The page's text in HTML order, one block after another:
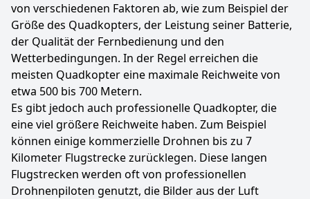
von verschiedenen Faktoren ab, wie zum Beispiel der
Größe des Quadkopters, der Leistung seiner Batterie,
der Qualität der Fernbedienung und den
Wetterbedingungen. In der Regel erreichen die
meisten Quadkopter eine maximale Reichweite von
etwa 500 bis 700 Metern.
Es gibt jedoch auch professionelle Quadkopter, die
eine viel größere Reichweite haben. Zum Beispiel
können einige kommerzielle Drohnen bis zu 7
Kilometer Flugstrecke zurücklegen. Diese langen
Flugstrecken werden oft von professionellen
Drohnenpiloten genutzt, die Bilder aus der Luft